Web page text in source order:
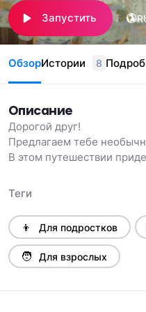
Запустить
ОбзорИстории 8
Описание
Дорогой друг!
Предлагаем тебе
В этом путешествии
Музеус (для друзей –
мамой и папой решила
понравилось, но даже
ответить на все
опытный музейный кот
Теги
👦 Для подростков
🧑 Для взрослых